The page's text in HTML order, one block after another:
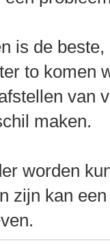
is de
to komen
van
maken.
worden
zijn kan